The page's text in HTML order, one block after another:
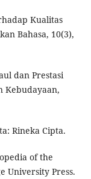
Kualitas
Bahasa, 10(3),
dan Prestasi
Kebudayaan,
Rineka Cipta.
of the
University Press.